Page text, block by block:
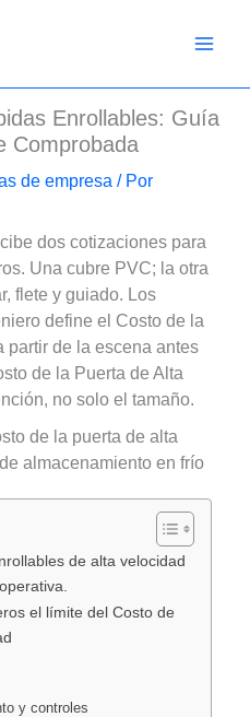
Enrollables: Guía
Comprobada
de empresa / Por
dos cotizaciones para
Una cubre PVC; la otra
flete y guiado. Los
define el Costo de la
partir de la escena antes
de la Puerta de Alta
no solo el tamaño.
de alta velocidad
el límite del Costo de
y controles